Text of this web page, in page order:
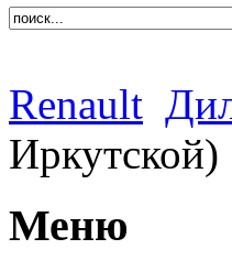
Renault
Иркутской)
Меню